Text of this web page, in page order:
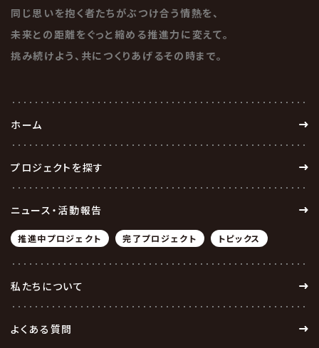
同じ思いを抱く者たちがぶつけ合う情熱を、
未来との距離をぐっと縮める推進力に変えて。
挑み続けよう、共につくりあげるその時まで。
ホーム
プロジェクトを探す
ニュース・活動報告
推進中プロジェクト 完了プロジェクト トピックス
私たちについて
よくある質問